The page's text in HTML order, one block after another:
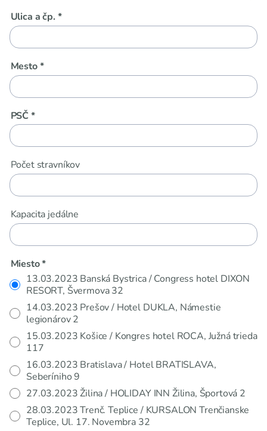
Ulica a čp. *
Mesto *
PSČ *
Počet stravníkov
Kapacita jedálne
Miesto *
13.03.2023 Banská Bystrica / Congress hotel DIXON
RESORT, Švermova 32
14.03.2023 Prešov / Hotel DUKLA, Námestie
legionárov 2
15.03.2023 Košice / Kongres hotel ROCA, Južná trieda
117
16.03.2023 Bratislava / Hotel BRATISLAVA,
Seberíniho 9
27.03.2023 Žilina / HOLIDAY INN Žilina, Športová 2
28.03.2023 Trenč. Teplice / KURSALON Trenčianske
Teplice, Ul. 17. Novembra 32